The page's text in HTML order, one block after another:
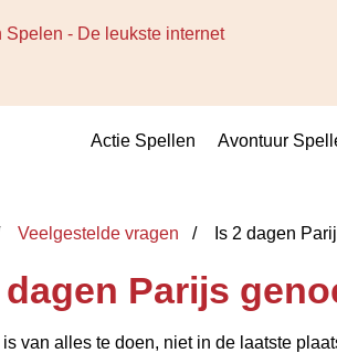
Actie Spellen Avontuur
Veelgestelde vragen Is 2 dagen
dagen Parijs
is van alles te doen, niet in de laatste